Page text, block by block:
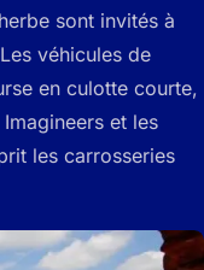
sont invités à
véhicules de
en culotte courte,
et les
les carrosseries